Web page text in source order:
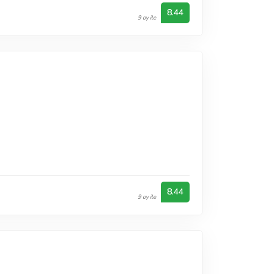
9 oy ile 8.44
9 oy ile 8.44